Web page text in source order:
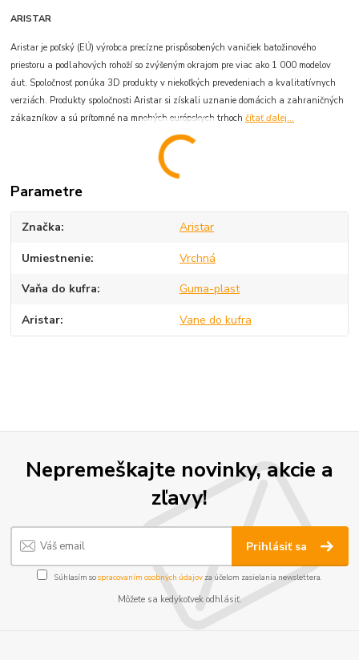
ARISTAR
Aristar je poľský (EÚ) výrobca precízne prispôsobených vaničiek batožinového
priestoru a podlahových rohoží so zvýšeným okrajom pre viac ako 1 000 modelov
áut. Spoločnosť ponúka 3D produkty v niekoľkých prevedeniach a kvalitatívnych
verziách. Produkty spoločnosti Aristar si získali uznanie domácich a zahraničných
zákazníkov a sú prítomné na mnohých európskych trhochčítať ďalej...
Parametre
Značka Aristar
Umiestnenie Vrchná
Vaňa do kufra Guma-plast
Aristar Vane do kufra
Nepremeškajte novinky, akcie a
zľavy!
Prihlásiť sa
Súhlasím sospracovaním osobných údajov za účelom zasielania newslettera.
Môžete sa kedykoľvek odhlásiť.